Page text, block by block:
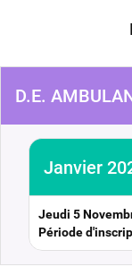
D.E.
Janvier
Jeudi 5
Période